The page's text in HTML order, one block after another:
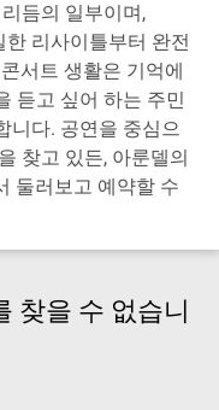
듬의 일부이며,
리사이틀부터 완전
서트 생활은 기억에
듣고 싶어 하는 주민
니다. 공연을 중심으
찾고 있든, 아룬델의
둘러보고 예약할 수
찾을 수 없습니